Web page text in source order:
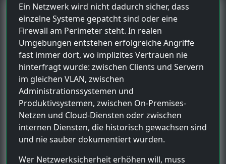
Ein Netzwerk wird nicht dadurch sicher, dass
einzelne Systeme gepatcht sind oder eine
Firewall am Perimeter steht. In realen
Umgebungen entstehen erfolgreiche Angriffe
fast immer dort, wo implizites Vertrauen nie
hinterfragt wurde: zwischen Clients und Servern
im gleichen VLAN, zwischen
Administrationssystemen und
Produktivsystemen, zwischen On-Premises-
Netzen und Cloud-Diensten oder zwischen
internen Diensten, die historisch gewachsen sind
und nie sauber dokumentiert wurden.
Wer Netzwerksicherheit erhöhen will, muss